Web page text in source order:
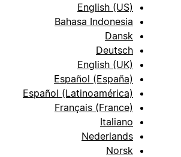
English (US)
Bahasa Indonesia
Dansk
Deutsch
English (UK)
Español (España)
Español (Latinoamérica)
Français (France)
Italiano
Nederlands
Norsk